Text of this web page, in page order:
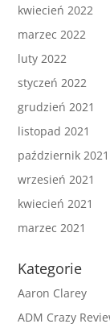
kwiecień 2022
marzec 2022
luty 2022
styczeń 2022
grudzień 2021
listopad 2021
październik 2021
wrzesień 2021
kwiecień 2021
marzec 2021
Kategorie
Aaron Clarey
ADM Crazy